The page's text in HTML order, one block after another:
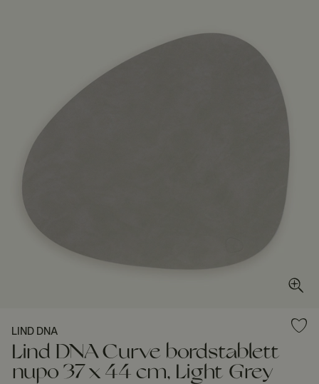
LIND DNA
Lind DNA Curve bordstablett
nupo 37 x 44 cm, Light Grey